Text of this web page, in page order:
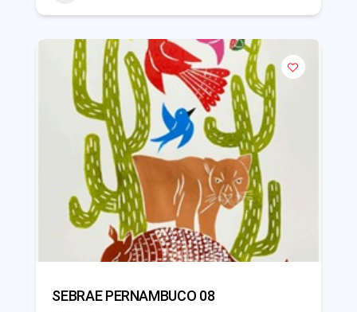
SEBRAE PERNAMBUCO 08